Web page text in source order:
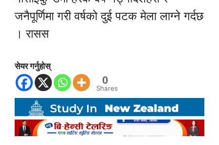
जनैपूर्णिमा गरी वर्षको दुई पटक मेला लाग्ने गर्दछ
। रासस
सेयर गर्नुहोस्
0
Shares